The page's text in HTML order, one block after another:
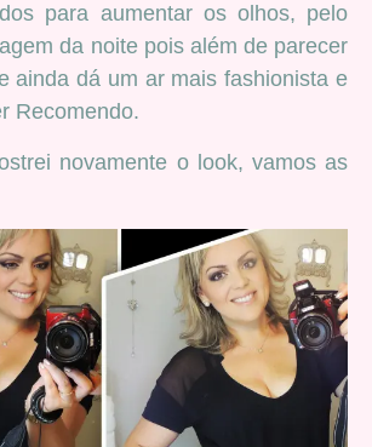
para aumentar os olhos, pelo
da noite pois além de parecer
ainda dá um ar mais fashionista e
Recomendo.
novamente o look, vamos as